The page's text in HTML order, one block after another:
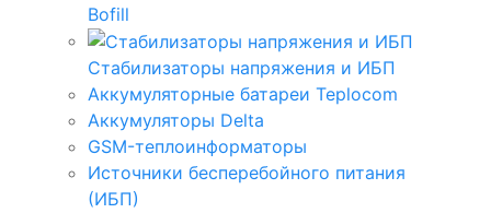
Bofill
Стабилизаторы напряжения и ИБП
Аккумуляторные батареи Teplocom
Аккумуляторы Delta
GSM-теплоинформаторы
Источники бесперебойного питания
(ИБП)